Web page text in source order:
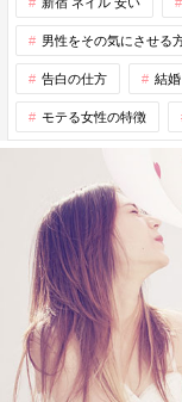
男性をその気にさせる
告白の仕方 結
モテる女性の特徴